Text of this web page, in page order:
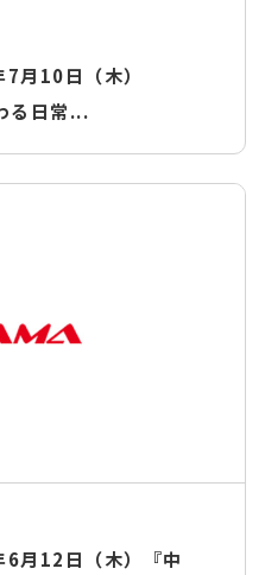
月10日（木）
る日常...
6月12日（木）『中